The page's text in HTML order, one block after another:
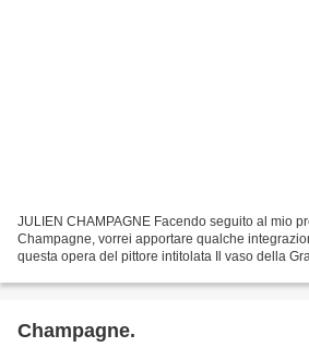
JULIEN CHAMPAGNE Facendo seguito al mio
Champagne, vorrei apportare qualche
questa opera del pittore intitolata Il vaso della
Champagne.